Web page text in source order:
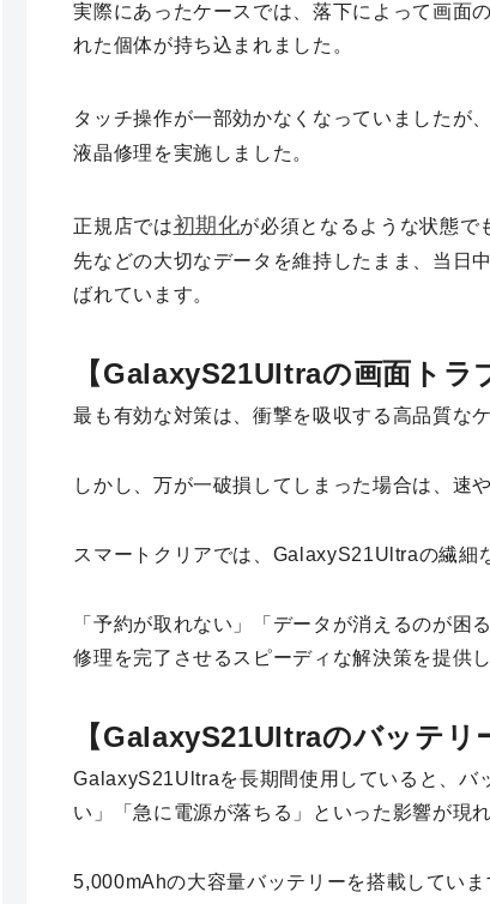
実際にあったケースでは、落下によって画面
れた個体が持ち込まれました。
タッチ操作が一部効かなくなっていましたが
液晶修理を実施しました。
正規店では初期化が必須となるような状態で
先などの大切なデータを維持したまま、当日
ばれています。
【GalaxyS21Ultraの画面トラ
最も有効な対策は、衝撃を吸収する高品質な
しかし、万が一破損してしまった場合は、速
スマートクリアでは、GalaxyS21Ultraの繊細
「予約が取れない」「データが消えるのが
修理を完了させるスピーディな解決策を提供し
【GalaxyS21Ultraのバッテリ
GalaxyS21Ultraを長期間使用していると、バ
い」「急に電源が落ちる」といった影響が現れ
5,000mAhの大容量バッテリーを搭載してい